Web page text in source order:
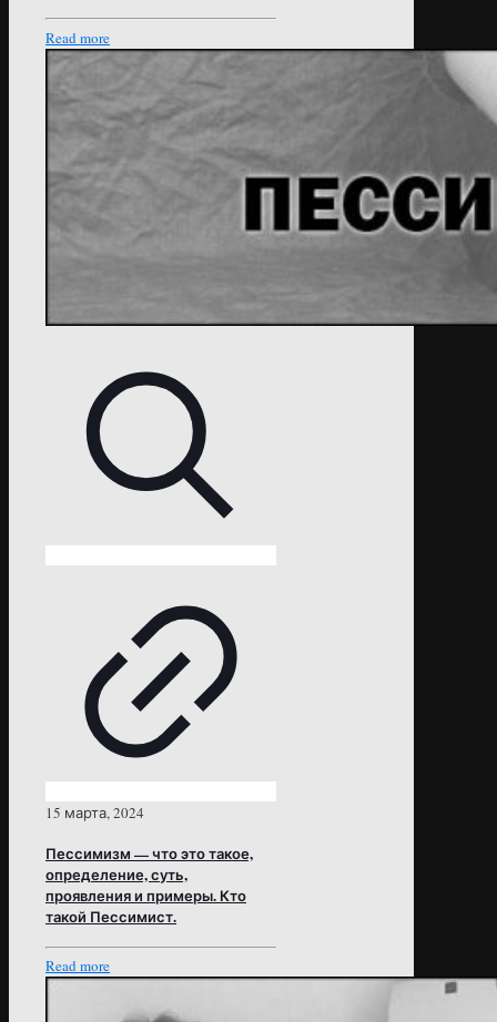
Read more
15 марта, 2024
Пессимизм — что это такое,
определение, суть,
проявления и примеры. Кто
такой Пессимист.
Read more